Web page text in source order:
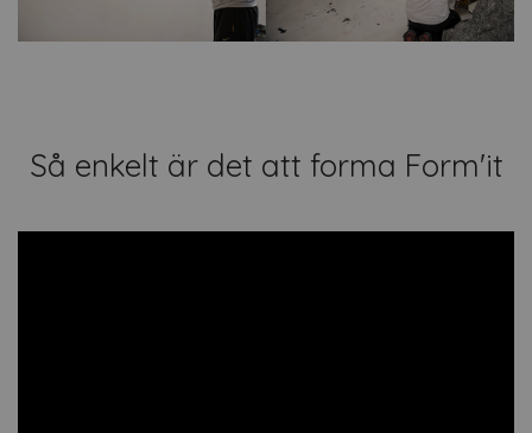
Så enkelt är det att forma Form'it